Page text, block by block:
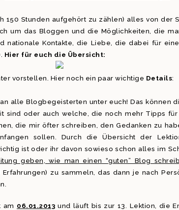
150 Stunden aufgehört zu zählen) alles von der
um das Bloggen und die Möglichkeiten, die
nationale Kontakte, die Liebe, die dabei für
Hier für euch die Übersicht:
vorstellen. Hier noch ein paar wichtige Details:
alle Blogbegeisterten unter euch! Das können
sind oder auch welche, die noch mehr Tipps für
die mir öfter schreiben, den Gedanken zu
sollen. Durch die Übersicht der
ist oder ihr davon sowieso schon alles im
geben, wie man einen “guten” Blog
zu sammeln, das dann je nach
am 06.01.2013 und läuft bis zur 13. Lektion, die